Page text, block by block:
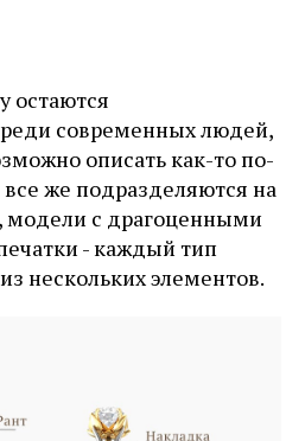
остаются
современных людей,
описать как-то по-
же подразделяются на
модели с драгоценными
- каждый тип
нескольких элементов.